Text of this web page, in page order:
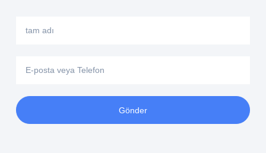
Gönder